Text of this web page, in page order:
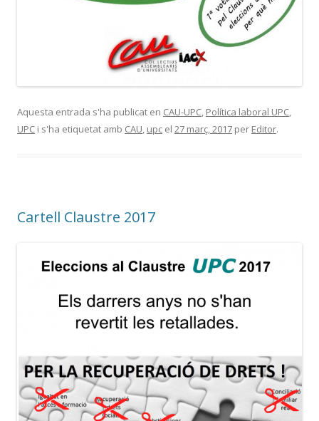
Aquesta entrada s'ha publicat en CAU-UPC, Política laboral UPC,
UPC i s'ha etiquetat amb CAU, upc el 27 març, 2017 per Editor.
Cartell Claustre 2017